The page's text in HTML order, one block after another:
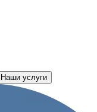
Наши услуги